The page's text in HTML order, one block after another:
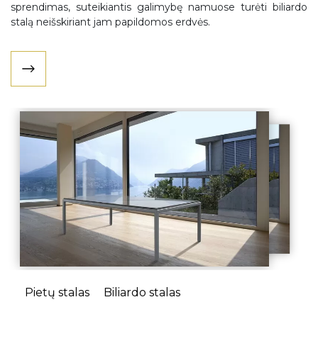
sprendimas, suteikiantis galimybę namuose turėti biliardo
stalą neišskiriant jam papildomos erdvės.
Pietų stalas Biliardo stalas